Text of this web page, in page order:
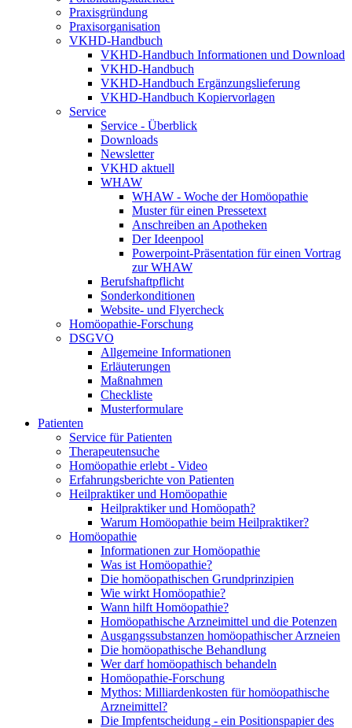
Praxisgründung
Praxisorganisation
VKHD-Handbuch
VKHD-Handbuch Informationen und Download
VKHD-Handbuch
VKHD-Handbuch Ergänzungslieferung
VKHD-Handbuch Kopiervorlagen
Service
Service - Überblick
Downloads
Newsletter
VKHD aktuell
WHAW
WHAW - Woche der Homöopathie
Muster für einen Pressetext
Anschreiben an Apotheken
Der Ideenpool
Powerpoint-Präsentation für einen Vortrag
zur WHAW
Berufshaftpflicht
Sonderkonditionen
Website- und Flyercheck
Homöopathie-Forschung
DSGVO
Allgemeine Informationen
Erläuterungen
Maßnahmen
Checkliste
Musterformulare
Patienten
Service für Patienten
Therapeutensuche
Homöopathie erlebt - Video
Erfahrungsberichte von Patienten
Heilpraktiker und Homöopathie
Heilpraktiker und Homöopath?
Warum Homöopathie beim Heilpraktiker?
Homöopathie
Informationen zur Homöopathie
Was ist Homöopathie?
Die homöopathischen Grundprinzipien
Wie wirkt Homöopathie?
Wann hilft Homöopathie?
Homöopathische Arzneimittel und die Potenzen
Ausgangssubstanzen homöopathischer Arzneien
Die homöopathische Behandlung
Wer darf homöopathisch behandeln
Homöopathie-Forschung
Mythos: Milliardenkosten für homöopathische
Arzneimittel?
Die Impfentscheidung - ein Positionspapier des